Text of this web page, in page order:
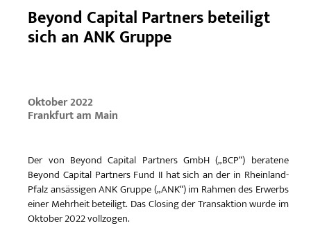
Beyond Capital Partners beteiligt
sich an ANK Gruppe
Oktober 2022
Frankfurt am Main
Der von Beyond Capital Partners GmbH („BCP“) beratene
Beyond Capital Partners Fund II hat sich an der in Rheinland-
Pfalz ansässigen ANK Gruppe („ANK“) im Rahmen des Erwerbs
einer Mehrheit beteiligt. Das Closing der Transaktion wurde im
Oktober 2022 vollzogen.